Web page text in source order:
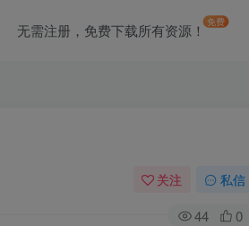
无需注册，免费下载所有资源！免费
关注 私信
44 0